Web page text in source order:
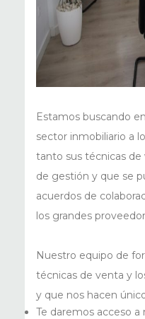
Estamos buscando
sector inmobiliario a
tanto sus técnicas
de gestión y que se
acuerdos de
los grandes
Nuestro equipo de
técnicas de venta y
y que nos hacen
Te daremos acceso